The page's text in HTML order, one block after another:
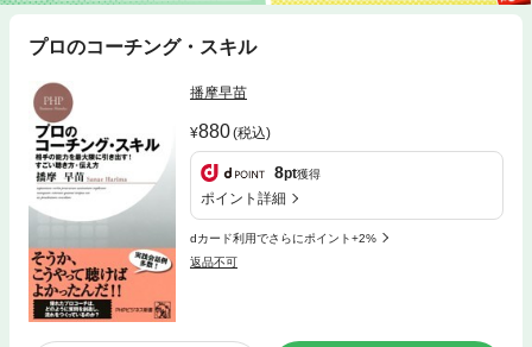
プロのコーチング・スキル
播摩早苗
880(税込)
8pt獲得
ポイント詳細
dカード利用でさらにポイント+2%
返品不可